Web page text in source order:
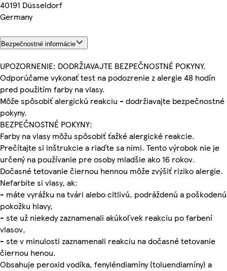
40191 Düsseldorf
Germany
Bezpečnostné informácie
UPOZORNENIE: DODRŽIAVAJTE BEZPEČNOSTNÉ POKYNY.
Odporúčame vykonať test na podozrenie z alergie 48 hodín
pred použitím farby na vlasy.
Môže spôsobiť alergickú reakciu - dodržiavajte bezpečnostné
pokyny.
BEZPEČNOSTNÉ POKYNY:
Farby na vlasy môžu spôsobiť ťažké alergické reakcie.
Prečítajte si inštrukcie a riaďte sa nimi. Tento výrobok nie je
určený na používanie pre osoby mladšie ako 16 rokov.
Dočasné tetovanie čiernou hennou môže zvýšiť riziko alergie.
Nefarbite si vlasy, ak:
- máte vyrážku na tvári alebo citlivú, podráždenú a poškodenú
pokožku hlavy,
- ste už niekedy zaznamenali akúkoľvek reakciu po farbení
vlasov,
- ste v minulosti zaznamenali reakciu na dočasné tetovanie
čiernou henou.
Obsahuje peroxid vodíka, fenyléndiamíny (toluendiamíny) a